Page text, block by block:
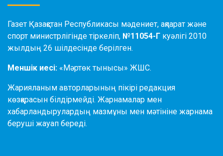
Газет Қазақстан Республикасы мәдениет, ақпарат және
спорт министрлігінде тіркеліп, №11054-Г куәлігі 2010
жылдың 26 шілдесінде берілген.
Меншік иесі: «Мәртөк тынысы» ЖШС.
Жарияланым авторларының пікірі редакция
көзқарасын білдірмейді. Жарнамалар мен
хабарландырулардың мазмұны мен мәтініне жарнама
беруші жауап береді.